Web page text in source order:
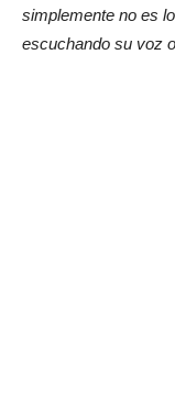
simplemente no es
escuchando su voz